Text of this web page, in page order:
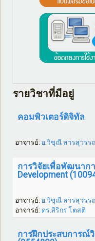
รายวิชาที่มีอยู่
คอมพิวเตอร์ดิจิทัล
อาจารย์: อ.วิชุณี สารสุวรร
การวิจัยเพื่อพัฒนากา
Development
อาจารย์: อ.วิชุณี สารสุวรร
อาจารย์: ดร.สิริกร โตสติ
การฝึกประสบการณ์